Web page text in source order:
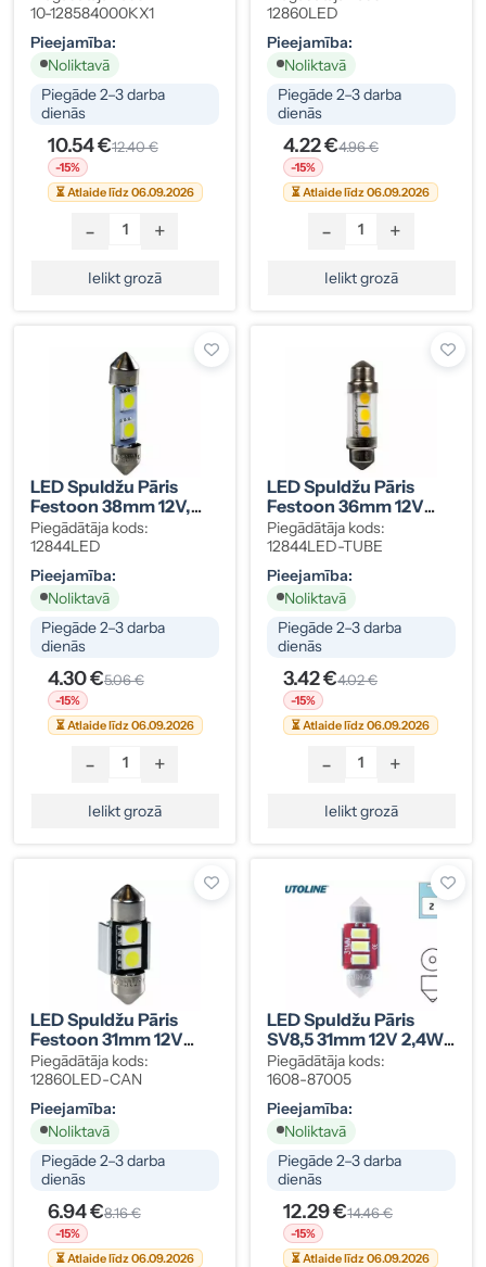
4000K
10-128584000KX1
Pieejamība:
Noliktavā
Piegāde 2–3 darba
dienās
10.54 €12.40 €
-15%
⏳ Atlaide līdz 06.09.2026
- +
Ielikt grozā
12860LED
Pieejamība:
Noliktavā
Piegāde 2–3 darba
dienās
4.22 €4.96 €
-15%
⏳ Atlaide līdz 06.09.2026
- +
Ielikt grozā
LED Spuldžu Pāris
Festoon 38mm 12V,
Balta
Piegādātāja kods:
12844LED
Pieejamība:
Noliktavā
Piegāde 2–3 darba
dienās
4.30 €5.06 €
-15%
⏳ Atlaide līdz 06.09.2026
- +
Ielikt grozā
LED Spuldžu Pāris
Festoon 36mm 12V
CAN-Bus, Balta
Piegādātāja kods:
12844LED-TUBE
Pieejamība:
Noliktavā
Piegāde 2–3 darba
dienās
3.42 €4.02 €
-15%
⏳ Atlaide līdz 06.09.2026
- +
Ielikt grozā
LED Spuldžu Pāris
Festoon 31mm 12V
CAN-Bus, Balta
Piegādātāja kods:
12860LED-CAN
Pieejamība:
Noliktavā
Piegāde 2–3 darba
dienās
6.94 €8.16 €
-15%
⏳ Atlaide līdz 06.09.2026
LED Spuldžu Pāris
SV8,5 31mm 12V 2,4W
CAN-Bus
Piegādātāja kods:
1608-87005
Pieejamība:
Noliktavā
Piegāde 2–3 darba
dienās
12.29 €14.46 €
-15%
⏳ Atlaide līdz 06.09.2026